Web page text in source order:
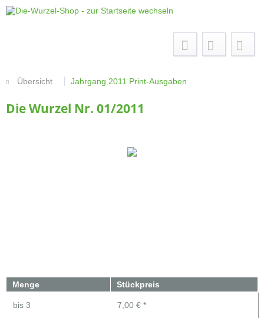
Übersicht Jahrgang 2011 Print-Ausgaben
Die Wurzel Nr. 01/2011
Menge Stückpreis
bis 3 7,00 € *